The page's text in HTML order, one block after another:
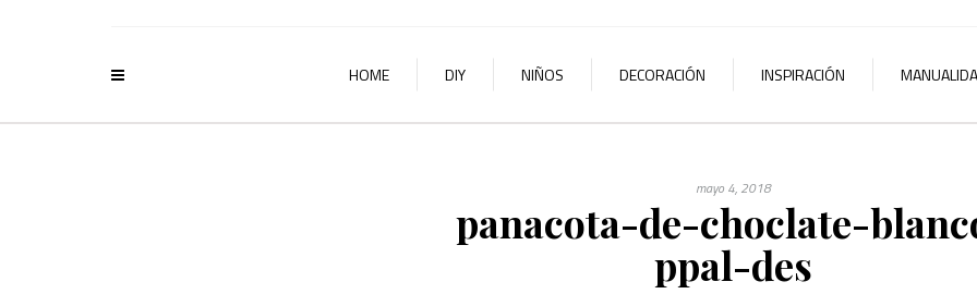
HOME DIY NIÑOS DECORACIÓN INSPIRACIÓN
mayo 4, 2018
panacota-de-choclate-
ppal-des